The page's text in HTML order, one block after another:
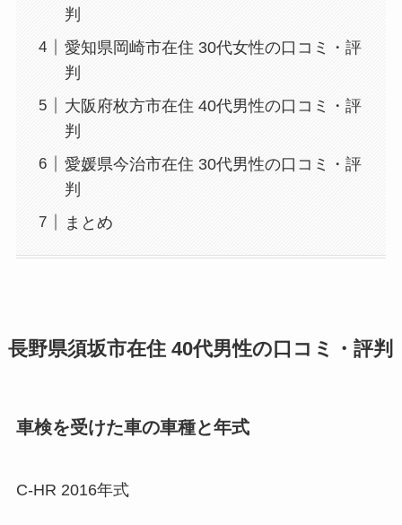
判
愛知県岡崎市在住 30代女性の口コミ・評
判
大阪府枚方市在住 40代男性の口コミ・評
判
愛媛県今治市在住 30代男性の口コミ・評
判
まとめ
長野県須坂市在住 40代男性の口コミ・評判
車検を受けた車の車種と年式
C-HR 2016年式